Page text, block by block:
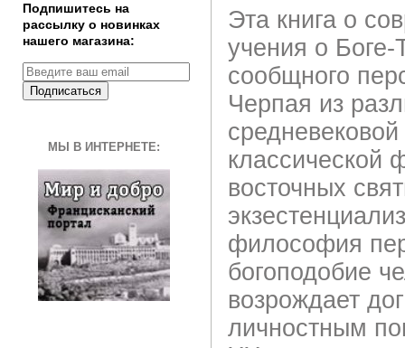
Эта книга о
учения о
сообщного
Черпая из
классической
восточных
философия
богоподобие
возрождает
личностным
Подпишитесь на
рассылку о новинках
нашего магазина:
Подписаться
МЫ В ИНТЕРНЕТЕ: